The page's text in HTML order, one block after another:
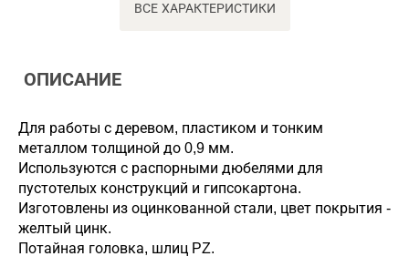
ВСЕ ХАРАКТЕРИСТИКИ
ОПИСАНИЕ
Для работы с деревом, пластиком и тонким
металлом толщиной до 0,9 мм.
Используются с распорными дюбелями для
пустотелых конструкций и гипсокартона.
Изготовлены из оцинкованной стали, цвет покрытия -
желтый цинк.
Потайная головка, шлиц PZ.